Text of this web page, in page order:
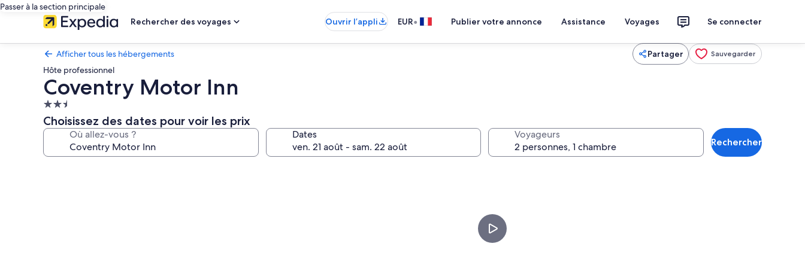
Passer à la section principale
Rechercher des voyages
Ouvrir l’appli EUR• Publier votre annonce Assistance Voyages Se connecter
Afficher tous les hébergements Partager Sauvegarder
Hôte professionnel
Coventry Motor Inn
Hébergement
2.5 étoiles
Choisissez des dates pour voir les prix
Où allez-vous ? Dates Voyageurs
Rechercher